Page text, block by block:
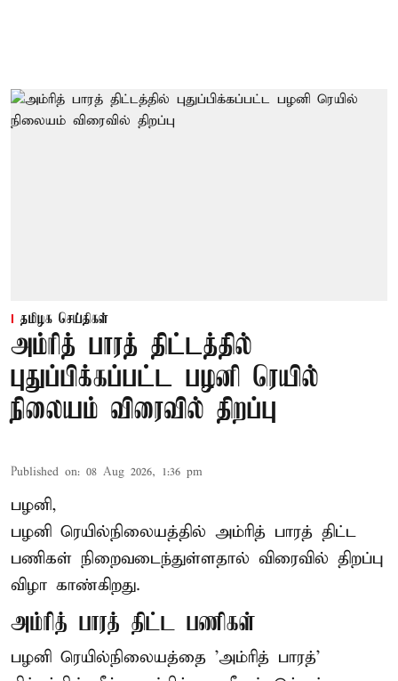
தமிழக செய்திகள்
அம்ரித் பாரத் திட்டத்தில்
புதுப்பிக்கப்பட்ட பழனி ரெயில்
நிலையம் விரைவில் திறப்பு
Published on: 08 Aug 2026, 1:36 pm
பழனி,
பழனி ரெயில்நிலையத்தில் அம்ரித் பாரத் திட்ட
பணிகள் நிறைவடைந்துள்ளதால் விரைவில் திறப்பு
விழா காண்கிறது.
அம்ரித் பாரத் திட்ட பணிகள்
பழனி ரெயில்நிலையத்தை 'அம்ரித் பாரத்'